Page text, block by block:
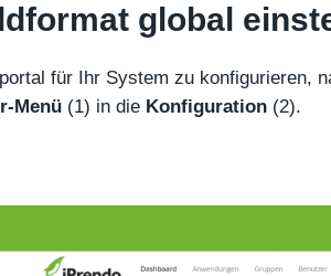
global
für Ihr System zu konfigurieren,
Menü (1) in die Konfiguration (2).